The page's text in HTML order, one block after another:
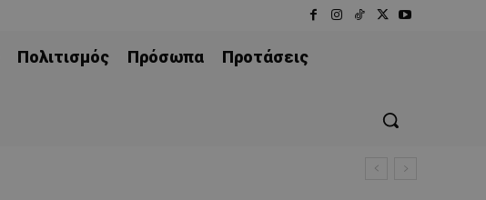
Πολιτισμός Πρόσωπα
Προτάσεις